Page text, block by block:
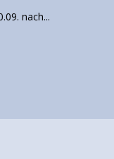
nach...